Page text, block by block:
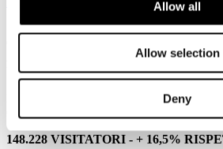
Allow all
Allow selection
Deny
Ucina
I NUMERI DEL SUCCESSO DEL
148.228 VISITATORI - + 16,5%